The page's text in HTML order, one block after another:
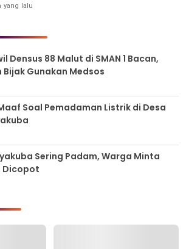
yang lalu
Densus 88 Malut di SMAN 1 Bacan,
Gunakan Medsos
Soal Pemadaman Listrik di Desa
Sering Padam, Warga Minta
Dicopot